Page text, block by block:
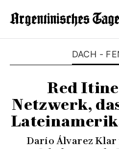
DACH -
Red
Netzwerk,
Darío Álvarez Klar